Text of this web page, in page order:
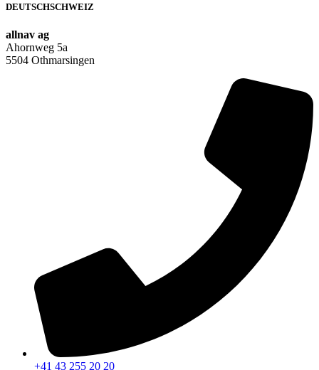
DEUTSCHSCHWEIZ
allnav ag
Ahornweg 5a
5504 Othmarsingen
+41 43 255 20 20